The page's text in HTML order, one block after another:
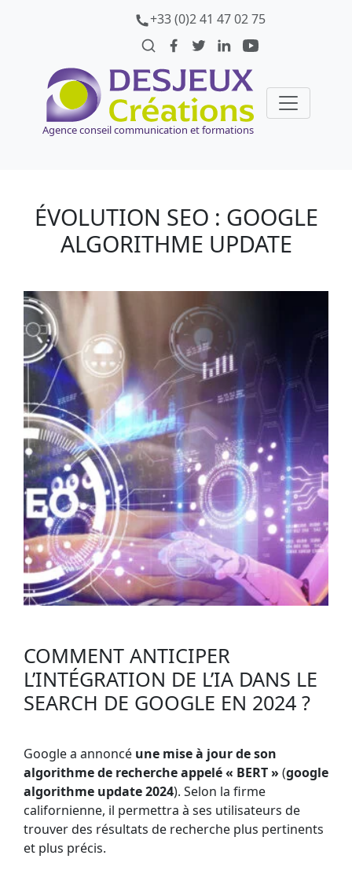
+33 (0)2 41 47 02 75
Agence conseil communication et formations
ÉVOLUTION SEO : GOOGLE
ALGORITHME UPDATE
COMMENT ANTICIPER
L’INTÉGRATION DE L’IA DANS LE
SEARCH DE GOOGLE EN 2024 ?
Google a annoncé une mise à jour de son
algorithme de recherche appelé « BERT » (google
algorithme update 2024). Selon la firme
californienne, il permettra à ses utilisateurs de
trouver des résultats de recherche plus pertinents
et plus précis.